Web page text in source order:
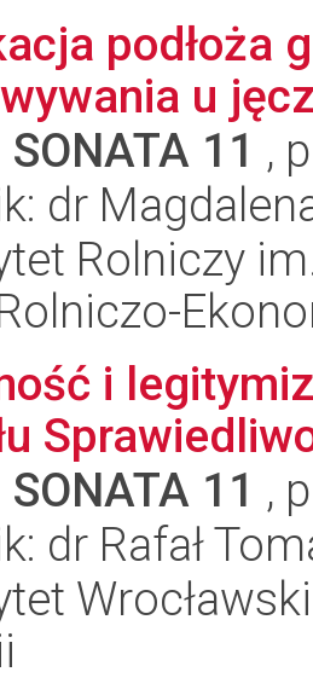
podłoża
u
SONATA 11 ,
dr
Rolniczy
i
SONATA 11 ,
dr Rafał